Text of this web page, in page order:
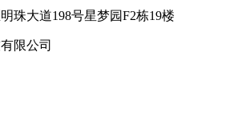
珠大道198号星梦园F2栋19楼
限公司